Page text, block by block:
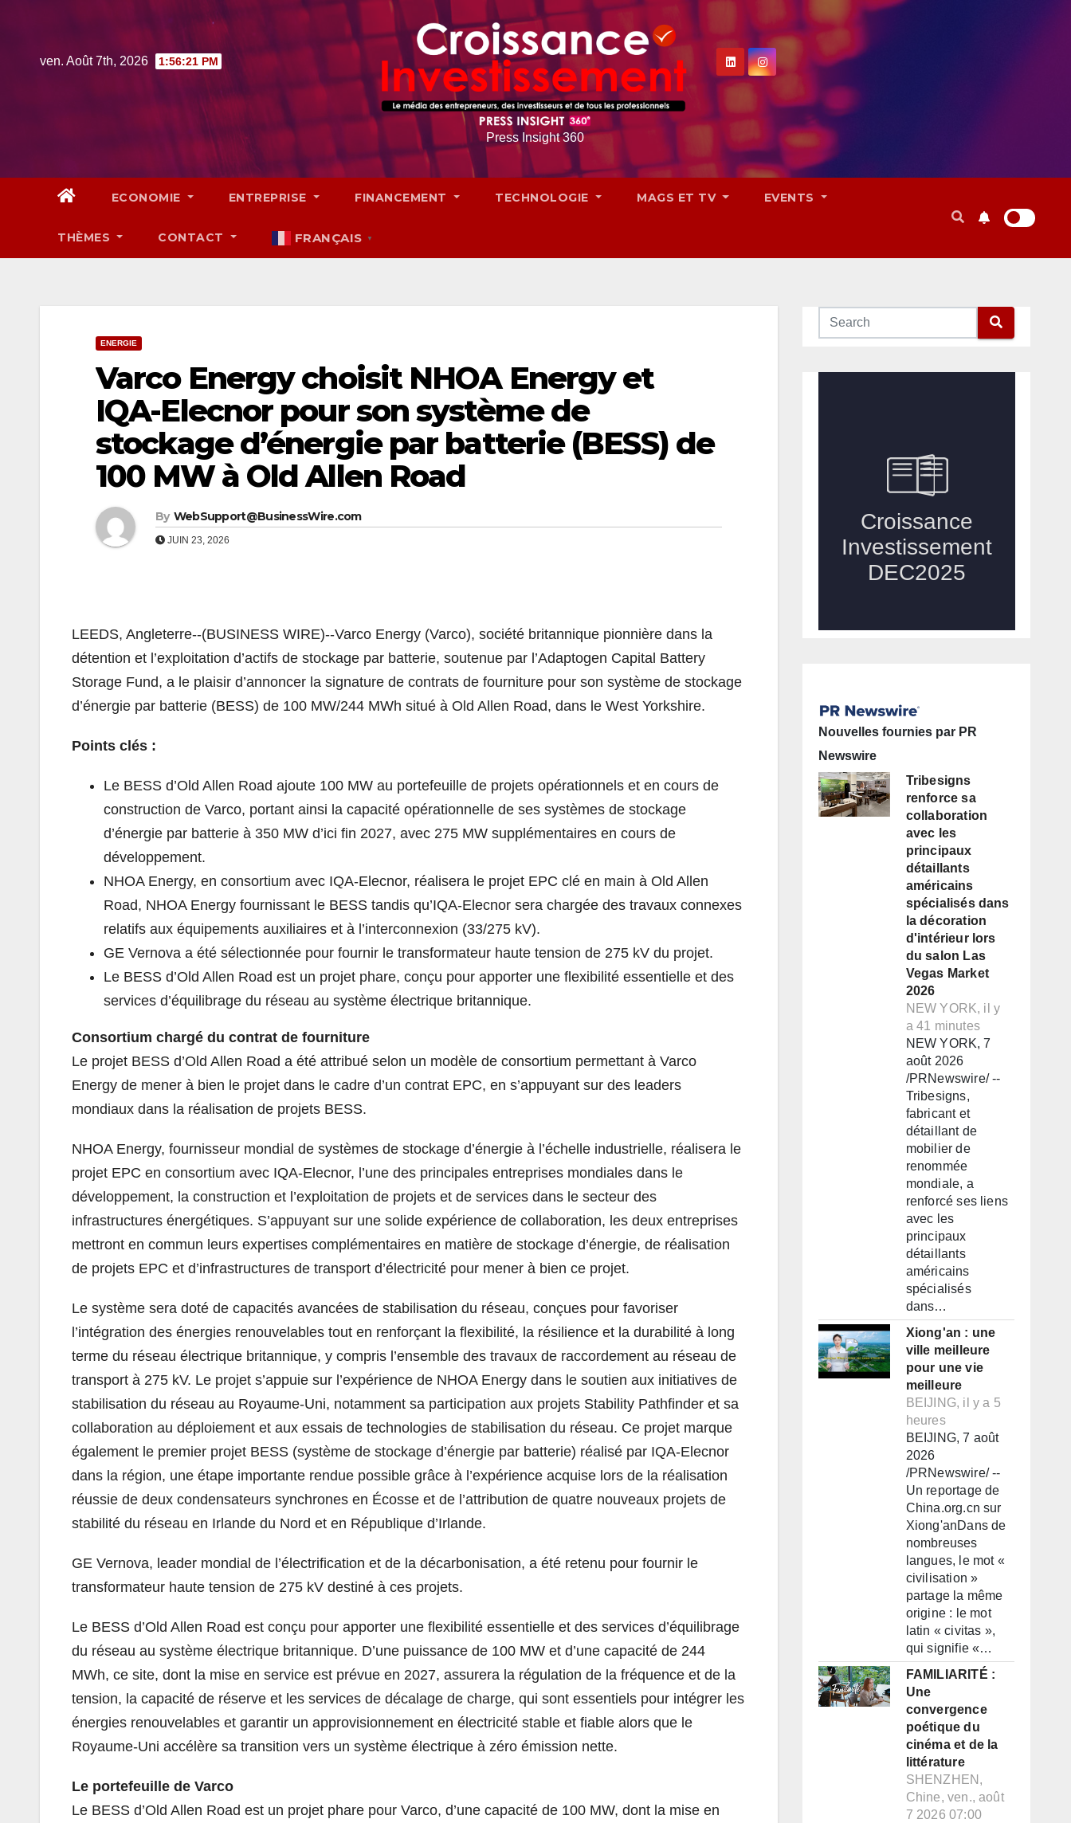
contentven. Août 7th, 2026 1:56:22 PM
Press Insight 360
ECONOMIE ENTREPRISE FINANCEMENT TECHNOLOGIE MAGS ET TV EVENTS
THÈMES CONTACT FRANÇAIS ▼
ENERGIE
Varco Energy choisit NHOA Energy et
IQA-Elecnor pour son système de
stockage d’énergie par batterie (BESS) de
100 MW à Old Allen Road
By WebSupport@BusinessWire.com
JUIN 23, 2026
LEEDS, Angleterre--(BUSINESS WIRE)--Varco Energy (Varco), société britannique pionnière dans la
détention et l’exploitation d’actifs de stockage par batterie, soutenue par l’Adaptogen Capital Battery
Storage Fund, a le plaisir d’annoncer la signature de contrats de fourniture pour son système de stockage
d’énergie par batterie (BESS) de 100 MW/244 MWh situé à Old Allen Road, dans le West Yorkshire.
Points clés :
Le BESS d’Old Allen Road ajoute 100 MW au portefeuille de projets opérationnels et en cours de
construction de Varco, portant ainsi la capacité opérationnelle de ses systèmes de stockage
d’énergie par batterie à 350 MW d’ici fin 2027, avec 275 MW supplémentaires en cours de
développement.
NHOA Energy, en consortium avec IQA-Elecnor, réalisera le projet EPC clé en main à Old Allen
Road, NHOA Energy fournissant le BESS tandis qu’IQA-Elecnor sera chargée des travaux connexes
relatifs aux équipements auxiliaires et à l’interconnexion (33/275 kV).
GE Vernova a été sélectionnée pour fournir le transformateur haute tension de 275 kV du projet.
Le BESS d’Old Allen Road est un projet phare, conçu pour apporter une flexibilité essentielle et des
services d’équilibrage du réseau au système électrique britannique.
Consortium chargé du contrat de fourniture
Le projet BESS d’Old Allen Road a été attribué selon un modèle de consortium permettant à Varco
Energy de mener à bien le projet dans le cadre d’un contrat EPC, en s’appuyant sur des leaders
mondiaux dans la réalisation de projets BESS.
NHOA Energy, fournisseur mondial de systèmes de stockage d’énergie à l’échelle industrielle, réalisera le
projet EPC en consortium avec IQA-Elecnor, l’une des principales entreprises mondiales dans le
développement, la construction et l’exploitation de projets et de services dans le secteur des
infrastructures énergétiques. S’appuyant sur une solide expérience de collaboration, les deux entreprises
mettront en commun leurs expertises complémentaires en matière de stockage d’énergie, de réalisation
de projets EPC et d’infrastructures de transport d’électricité pour mener à bien ce projet.
Le système sera doté de capacités avancées de stabilisation du réseau, conçues pour favoriser
l’intégration des énergies renouvelables tout en renforçant la flexibilité, la résilience et la durabilité à long
terme du réseau électrique britannique, y compris l’ensemble des travaux de raccordement au réseau de
transport à 275 kV. Le projet s’appuie sur l’expérience de NHOA Energy dans le soutien aux initiatives de
stabilisation du réseau au Royaume-Uni, notamment sa participation aux projets Stability Pathfinder et sa
collaboration au déploiement et aux essais de technologies de stabilisation du réseau. Ce projet marque
également le premier projet BESS (système de stockage d’énergie par batterie) réalisé par IQA-Elecnor
dans la région, une étape importante rendue possible grâce à l’expérience acquise lors de la réalisation
réussie de deux condensateurs synchrones en Écosse et de l’attribution de quatre nouveaux projets de
stabilité du réseau en Irlande du Nord et en République d’Irlande.
GE Vernova, leader mondial de l’électrification et de la décarbonisation, a été retenu pour fournir le
transformateur haute tension de 275 kV destiné à ces projets.
Le BESS d’Old Allen Road est conçu pour apporter une flexibilité essentielle et des services d’équilibrage
du réseau au système électrique britannique. D’une puissance de 100 MW et d’une capacité de 244
MWh, ce site, dont la mise en service est prévue en 2027, assurera la régulation de la fréquence et de la
tension, la capacité de réserve et les services de décalage de charge, qui sont essentiels pour intégrer les
énergies renouvelables et garantir un approvisionnement en électricité stable et fiable alors que le
Royaume-Uni accélère sa transition vers un système électrique à zéro émission nette.
Le portefeuille de Varco
Le BESS d’Old Allen Road est un projet phare pour Varco, d’une capacité de 100 MW, dont la mise en
Nouvelles fournies par PR
Newswire
Tribesigns
renforce sa
collaboration
avec les
principaux
détaillants
américains
spécialisés dans
la décoration
d'intérieur lors
du salon Las
Vegas Market
2026
NEW YORK, il y
a 41 minutes
NEW YORK, 7
août 2026
/PRNewswire/ --
Tribesigns,
fabricant et
détaillant de
mobilier de
renommée
mondiale, a
renforcé ses liens
avec les
principaux
détaillants
américains
spécialisés
dans…
Xiong'an : une
ville meilleure
pour une vie
meilleure
BEIJING, il y a 5
heures
BEIJING, 7 août
2026
/PRNewswire/ --
Un reportage de
China.org.cn sur
Xiong'anDans de
nombreuses
langues, le mot «
civilisation »
partage la même
origine : le mot
latin « civitas »,
qui signifie «…
FAMILIARITÉ :
Une
convergence
poétique du
cinéma et de la
littérature
SHENZHEN,
Chine, ven., août
7 2026 07:00